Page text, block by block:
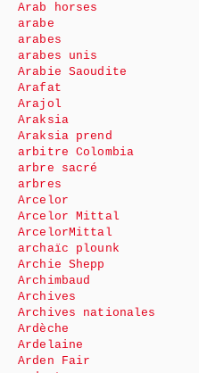
Arab horses
arabe
arabes
arabes unis
Arabie Saoudite
Arafat
Arajol
Araksia
Araksia prend
arbitre Colombia
arbre sacré
arbres
Arcelor
Arcelor Mittal
ArcelorMittal
archaïc plounk
Archie Shepp
Archimbaud
Archives
Archives nationales
Ardèche
Ardelaine
Arden Fair